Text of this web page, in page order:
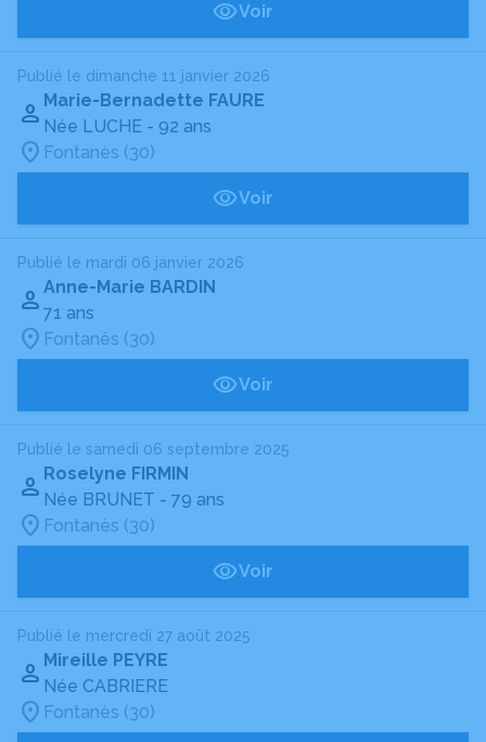
Voir
Publié le dimanche 11 janvier 2026
Marie-Bernadette FAURE
Née LUCHE - 92 ans
Fontanès (30)
Voir
Publié le mardi 06 janvier 2026
Anne-Marie BARDIN
71 ans
Fontanès (30)
Voir
Publié le samedi 06 septembre 2025
Roselyne FIRMIN
Née BRUNET - 79 ans
Fontanès (30)
Voir
Publié le mercredi 27 août 2025
Mireille PEYRE
Née CABRIERE
Fontanès (30)